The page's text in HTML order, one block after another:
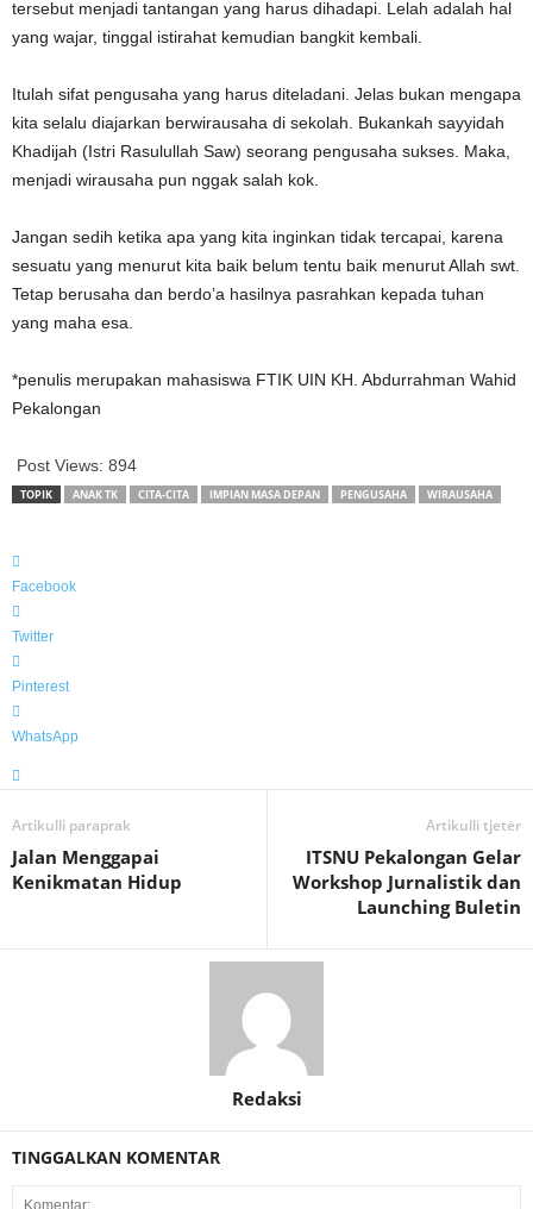
tersebut menjadi tantangan yang harus dihadapi. Lelah adalah hal
yang wajar, tinggal istirahat kemudian bangkit kembali.
Itulah sifat pengusaha yang harus diteladani. Jelas bukan mengapa
kita selalu diajarkan berwirausaha di sekolah. Bukankah sayyidah
Khadijah (Istri Rasulullah Saw) seorang pengusaha sukses. Maka,
menjadi wirausaha pun nggak salah kok.
Jangan sedih ketika apa yang kita inginkan tidak tercapai, karena
sesuatu yang menurut kita baik belum tentu baik menurut Allah swt.
Tetap berusaha dan berdo’a hasilnya pasrahkan kepada tuhan
yang maha esa.
*penulis merupakan mahasiswa FTIK UIN KH. Abdurrahman Wahid
Pekalongan
Post Views: 894
TOPIK ANAK TK CITA-CITA IMPIAN MASA DEPAN PENGUSAHA WIRAUSAHA
Facebook
Twitter
Pinterest
WhatsApp
Artikulli paraprak
Jalan Menggapai
Kenikmatan Hidup
Artikulli tjetër
ITSNU Pekalongan Gelar
Workshop Jurnalistik dan
Launching Buletin
Redaksi
TINGGALKAN KOMENTAR